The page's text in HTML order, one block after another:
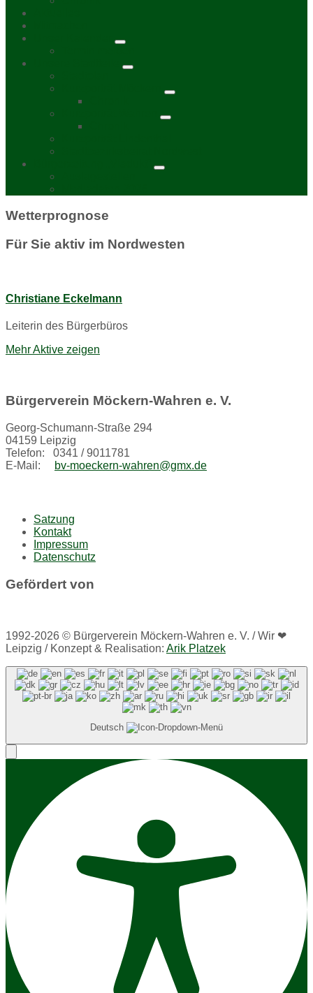
Wetterprognose
Für Sie aktiv im Nordwesten
Christiane Eckelmann
Leiterin des Bürgerbüros
Mehr Aktive zeigen
Bürgerverein Möckern-Wahren e. V.
Georg-Schumann-Straße 294
04159 Leipzig
Telefon: 0341 / 9011781
E-Mail:
bv-moeckern-wahren@gmx.de
Satzung
Kontakt
Impressum
Datenschutz
Gefördert von
1992-2026 © Bürgerverein Möckern-Wahren e. V. / Wir ❤
Leipzig / Konzept & Realisation: Arik Platzek
Deutsch